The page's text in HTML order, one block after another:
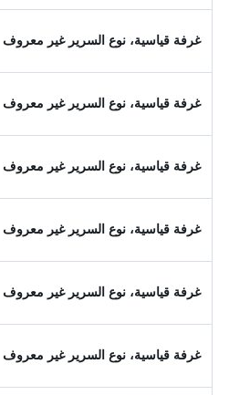
غرفة قياسية، نوع السرير غير معروف
غرفة قياسية، نوع السرير غير معروف
غرفة قياسية، نوع السرير غير معروف
غرفة قياسية، نوع السرير غير معروف
غرفة قياسية، نوع السرير غير معروف
غرفة قياسية، نوع السرير غير معروف